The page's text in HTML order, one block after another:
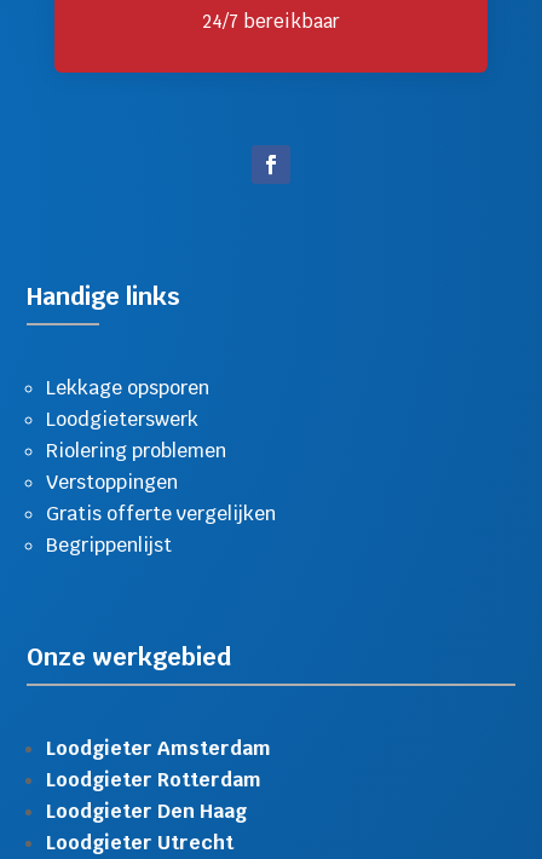
24/7 bereikbaar
Handige links
Lekkage opsporen
Loodgieterswerk
Riolering problemen
Verstoppingen
Gratis offerte vergelijken
Begrippenlijst
Onze werkgebied
Loodgieter Amsterdam
Loodgieter Rotterdam
Loodgieter Den Haag
Loodgieter Utrecht